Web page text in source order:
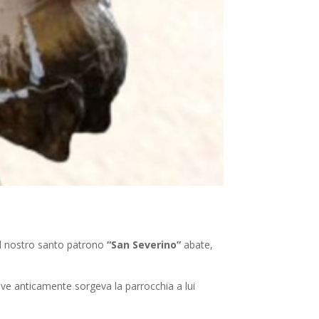
nostro santo patrono“San Severino” abate,
anticamente sorgeva la parrocchia a lui